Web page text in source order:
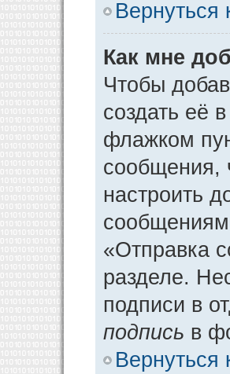
Вернуться
Как мне
Чтобы
создать её
флажком
сообщения,
настроить
«Отправка
разделе.
подписи в
подпись в
Вернуться